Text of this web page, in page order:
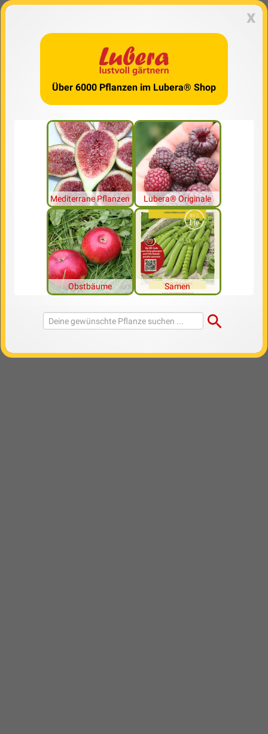
x
Über 6000 Pflanzen im Lubera® Shop
Mediterrane Pflanzen Lubera® Originale
Obstbäume Samen